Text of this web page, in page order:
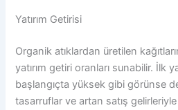
Yatırım Getirisi
Organik atıklardan üretilen
yatırım getiri oranları sunabilir. İlk
başlangıçta yüksek gibi görünse
tasarruflar ve artan satış